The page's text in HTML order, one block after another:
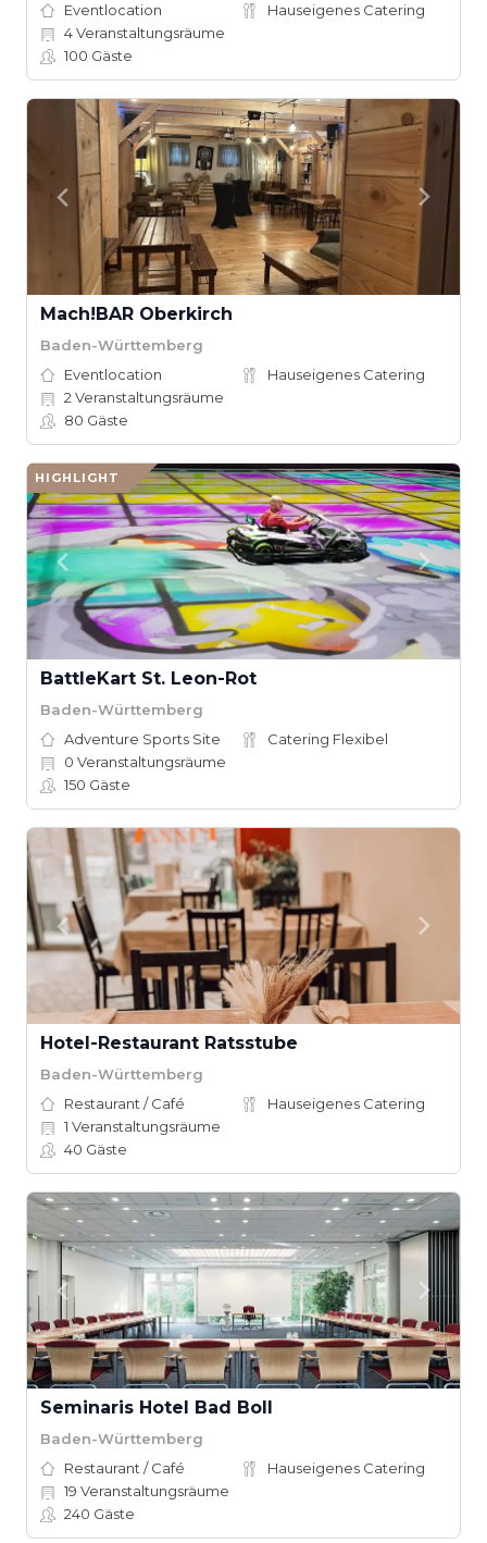
Eventlocation
Hauseigenes Catering
4Veranstaltungsräume
100 Gäste
Mach!BAR Oberkirch
Baden-Württemberg
Eventlocation
Hauseigenes Catering
2 Veranstaltungsräume
80 Gäste
HIGHLIGHT
BattleKart St. Leon-Rot
Baden-Württemberg
Adventure Sports Site
Catering Flexibel
0 Veranstaltungsräume
150 Gäste
Hotel-Restaurant Ratsstube
Baden-Württemberg
Restaurant / Café
Hauseigenes Catering
1 Veranstaltungsräume
40 Gäste
Seminaris Hotel Bad Boll
Baden-Württemberg
Restaurant / Café
Hauseigenes Catering
19 Veranstaltungsräume
240 Gäste